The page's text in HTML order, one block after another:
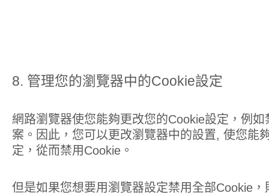
8. 管理您的瀏覽器中的Cookie設定
網路瀏覽器使您能夠更改您的Cookie設定，例
案。因此，您可以更改瀏覽器中的設置, 使您能
定，從而禁用Cookie。
但是如果您想要用瀏覽器設定禁用全部Cookie